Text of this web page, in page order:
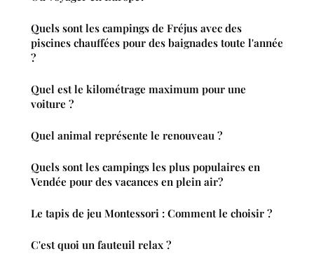
Quels sont les campings de Fréjus avec des
piscines chauffées pour des baignades toute l'année
?
Quel est le kilométrage maximum pour une
voiture ?
Quel animal représente le renouveau ?
Quels sont les campings les plus populaires en
Vendée pour des vacances en plein air?
Le tapis de jeu Montessori : Comment le choisir ?
C'est quoi un fauteuil relax ?